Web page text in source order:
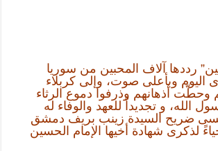
رددها آلاف المحبين من سوريا
اليوم وبأعلى صوت، وإلى كربلاء
أذهانهم وذرفوا دموع الرثاء
الله، و تجديداً للعهد والوفاء له
ضريح السيدة زينب بريف دمشق
لذكرى شهادة أخيها الإمام الحسين